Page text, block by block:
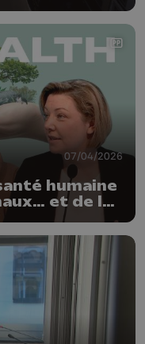
07/04/2026
humaine
et de la